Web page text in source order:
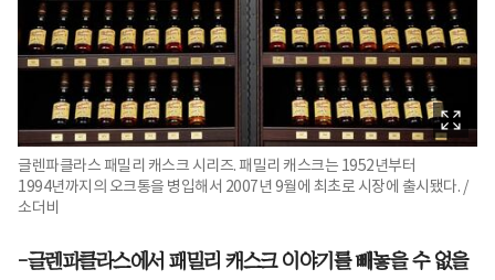
글렌파클라스 패밀리 캐스크 시리즈. 패밀리 캐스크는 1952년부터
1994년까지의 오크통을 병입해서 2007년 9월에 최초로 시장에 출시됐다. /
소더비
-글렌파클라스에서 패밀리 캐스크 이야기를 빼놓을 수 없을